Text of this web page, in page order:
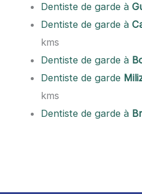
Dentiste de garde à
Dentiste de garde à
kms
Dentiste de garde à
Dentiste de garde
kms
Dentiste de garde à